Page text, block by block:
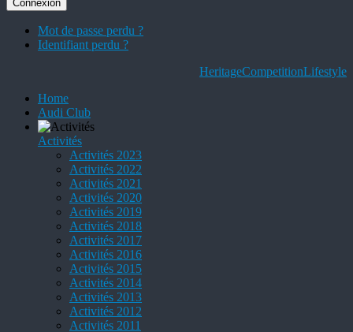
Mot de passe perdu ?
Identifiant perdu ?
HeritageCompetitionLifestyle
Home
Audi Club
Activités
Activités 2023
Activités 2022
Activités 2021
Activités 2020
Activités 2019
Activités 2018
Activités 2017
Activités 2016
Activités 2015
Activités 2014
Activités 2013
Activités 2012
Activités 2011